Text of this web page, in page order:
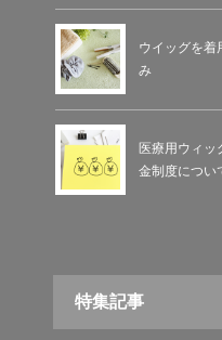
ウイッグを着
み
医療用ウィッ
金制度につい
特集記事